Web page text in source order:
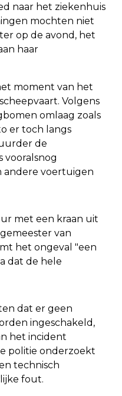
naar het ziekenhuis
mochten niet
op de avond, het
haar
moment van het
Volgens
omlaag zoals
er toch langs
de
vooralsnog
andere voertuigen
met een kraan uit
van
het ongeval "een
dat de hele
dat er geen
ingeschakeld,
het incident
politie onderzoekt
technisch
fout.